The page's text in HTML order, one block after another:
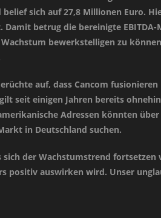
sich auf 27,8 Millionen Euro.
betrug die bereinigte EBITDA-
bewerkstelligen zu
auf, dass Cancom
seit einigen Jahren bereits ohnehin
Adressen könnten über
in Deutschland suchen.
sich der Wachstumstrend fortsetzen
positiv auswirken wird. Unser